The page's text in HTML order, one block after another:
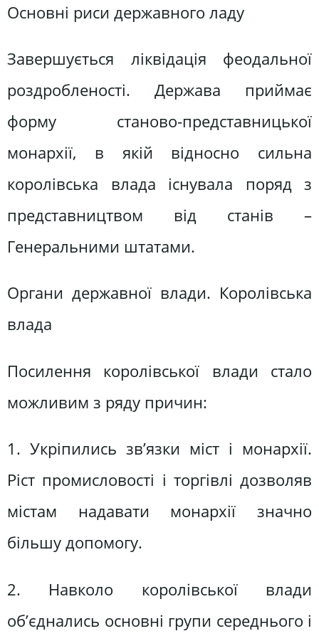
Основні риси державного ладу
Завершується ліквідація феодальної
роздробленості. Держава приймає
форму станово-представницької
монархії, в якій відносно сильна
королівська влада існувала поряд з
представництвом від станів –
Генеральними штатами.
Органи державної влади. Королівська
влада
Посилення королівської влади стало
можливим з ряду причин:
1. Укріпились зв’язки міст і монархії.
Ріст промисловості і торгівлі дозволяв
містам надавати монархії значно
більшу допомогу.
2. Навколо королівської влади
об’єднались основні групи середнього і